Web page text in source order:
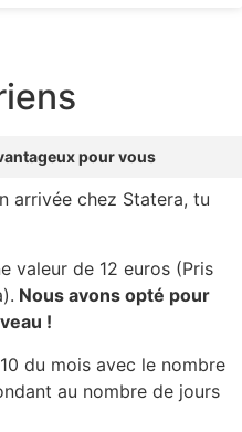
pour vous
arrivée chez Statera, tu
valeur de 12 euros (Pris
Nous avons opté pour
!
du mois avec le nombre
au nombre de jours